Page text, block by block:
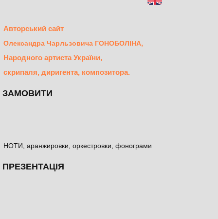
Авторський сайт
Олександра Чарльзовича ГОНОБОЛІНА,
Народного артиста України,
скрипаля, диригента, композитора.
ЗАМОВИТИ
НОТИ, аранжировки, оркестровки, фонограми
ПРЕЗЕНТАЦІЯ